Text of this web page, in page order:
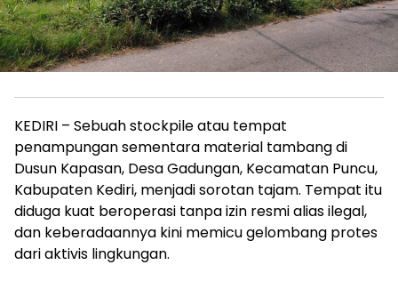
KEDIRI – Sebuah stockpile atau tempat
penampungan sementara material tambang di
Dusun Kapasan, Desa Gadungan, Kecamatan Puncu,
Kabupaten Kediri, menjadi sorotan tajam. Tempat itu
diduga kuat beroperasi tanpa izin resmi alias ilegal,
dan keberadaannya kini memicu gelombang protes
dari aktivis lingkungan.